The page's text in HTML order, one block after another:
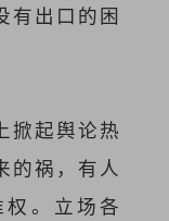
有出口的困
掀起舆论热
的祸，有人
。立场各